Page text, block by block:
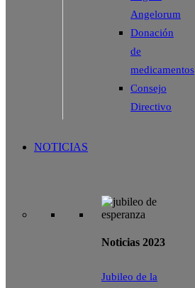
Angelorum
Donación
de
medicamentos
Consejo
Directivo
NOTICIAS
Noticias 2023
Jubileo de la